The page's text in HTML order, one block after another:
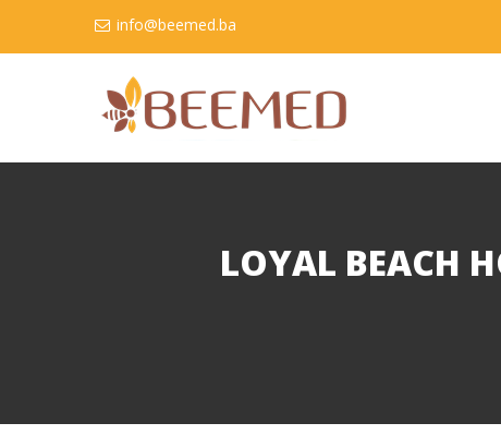
info@beemed.ba
LOYAL BEACH